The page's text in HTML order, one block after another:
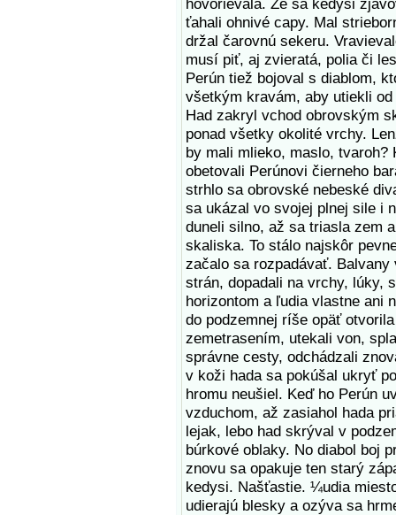
hovorievala. Že sa kedysi
ťahali ohnivé capy. Mal
držal čarovnú sekeru.
musí piť, aj zvieratá, polia či
Perún tiež bojoval s diablom,
všetkým kravám, aby utiekli
Had zakryl vchod obrovským
ponad všetky okolité vrchy.
by mali mlieko, maslo,
obetovali Perúnovi čierneho
strhlo sa obrovské nebeské
sa ukázal vo svojej plnej sile i
duneli silno, až sa triasla zem
skaliska. To stálo najskôr
začalo sa rozpadávať.
strán, dopadali na vrchy, lúky,
horizontom a ľudia vlastne ani
do podzemnej ríše opäť
zemetrasením, utekali von,
správne cesty, odchádzali
v koži hada sa pokúšal ukryť
hromu neušiel. Keď ho Perún
vzduchom, až zasiahol hada
lejak, lebo had skrýval v
búrkové oblaky. No diabol boj
znovu sa opakuje ten starý
kedysi. Našťastie. ¼udia
udierajú blesky a ozýva sa